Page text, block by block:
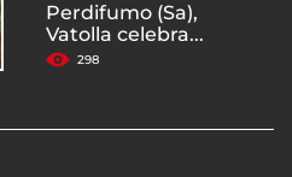
Perdifumo (Sa),
Vatolla celebra...
298